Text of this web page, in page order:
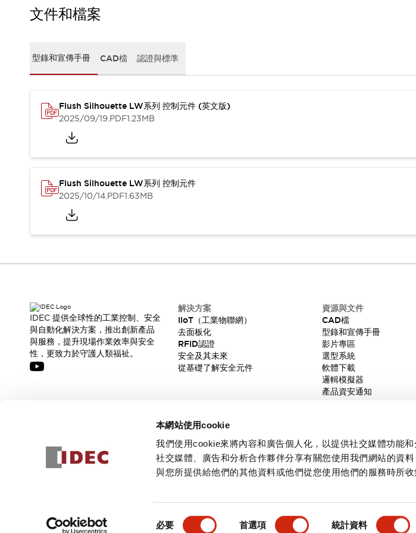
本網站使用cookie
我們使用cookie來將內容和廣告個人化，以提供社交媒體功能
社交媒體、廣告和分析合作夥伴分享有關您使用我們網站的資
與您所提供給他們的其他資料或他們從您使用他們的服務時所收
必要 首選項 統計資料
型錄和宣傳手冊
軟體下載
邏輯模擬器
產品資安通知
服務據點
產品變更/停產通知
文件和檔案
型錄和宣傳手冊 CAD檔 認證與標準
Flush Silhouette LW系列 控制元件 (英文版)
2025/09/19.PDF1.23MB
Flush Silhouette LW系列 控制元件
2025/10/14.PDF1.63MB
產品詳情 主要特點
IDEC 提供全球性的工業控制、安全
與自動化解決方案，推出創新產品
與服務，提升現場作業效率與安全
性，更致力於守護人類福祉。
解決方案
IIoT（工業物聯網）
去面板化
RFID認證
安全及其未來
從基礎了解安全元件
資源與文件
CAD檔
型錄和宣傳手冊
影片專區
選型系統
軟體下載
邏輯模擬器
產品資安通知
訂閱
隱私權政策使用條款